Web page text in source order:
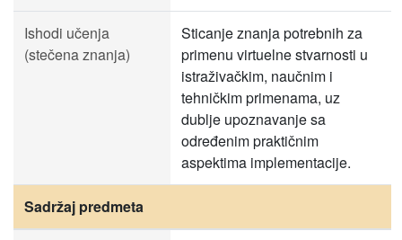
Ishodi učenja
(stečena znanja)
Sticanje znanja potrebnih za
primenu virtuelne stvarnosti u
istraživačkim, naučnim i
tehničkim primenama, uz
dublje upoznavanje sa
određenim praktičnim
aspektima implementacije.
Sadržaj predmeta